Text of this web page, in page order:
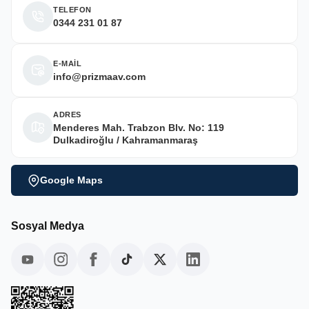
TELEFON
0344 231 01 87
E-MAİL
info@prizmaav.com
ADRES
Menderes Mah. Trabzon Blv. No: 119
Dulkadiroğlu / Kahramanmaraş
Google Maps
Sosyal Medya